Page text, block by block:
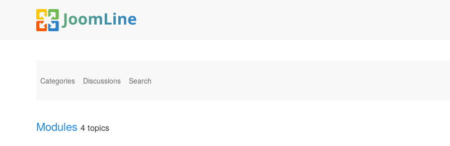
Categories Discussions Search
Modules 4 topics